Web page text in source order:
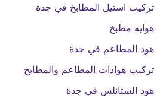
تركيب استيل المطابخ في جدة
هوايه مطبخ
هود المطاعم في جدة
تركيب هوادات المطاعم والمطابخ
هود الستانلس في جدة